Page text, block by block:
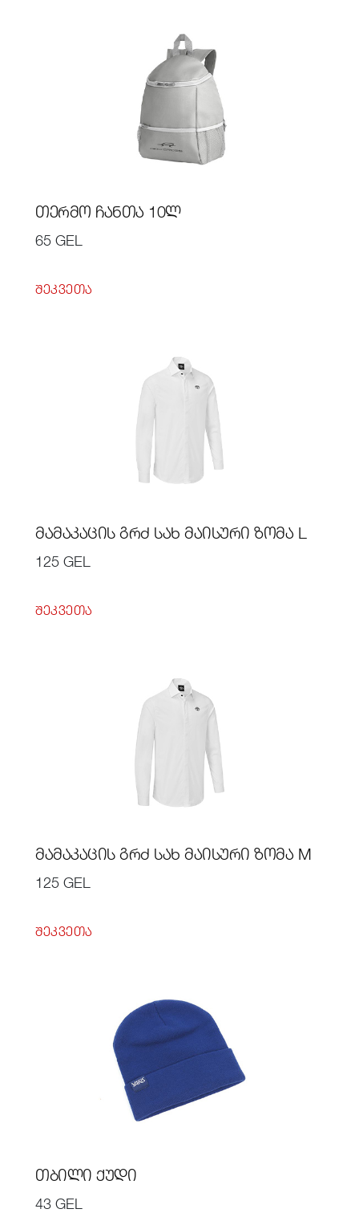
ᲗᲔᲠᲛᲝ ᲩᲐᲜᲗᲐ 10Ლ
65 GEL
ᲨᲔᲙᲕᲔᲗᲐ
ᲛᲐᲛᲐᲙᲐᲪᲘᲡ ᲒᲠᲫ ᲡᲐᲮ ᲛᲐᲘᲡᲣᲠᲘ ᲖᲝᲛᲐ L
125 GEL
ᲨᲔᲙᲕᲔᲗᲐ
ᲛᲐᲛᲐᲙᲐᲪᲘᲡ ᲒᲠᲫ ᲡᲐᲮ ᲛᲐᲘᲡᲣᲠᲘ ᲖᲝᲛᲐ M
125 GEL
ᲨᲔᲙᲕᲔᲗᲐ
ᲗᲑᲘᲚᲘ ᲥᲣᲓᲘ
43 GEL